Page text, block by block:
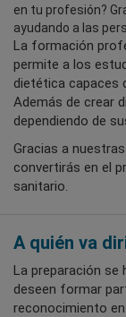
en tu profesión?
ayudando a las
La formación
permite a los
dietética capaces
Además de crear
dependiendo de
Gracias a
convertirás en el
sanitario.
A quién va
La preparación se
deseen formar
reconocimiento